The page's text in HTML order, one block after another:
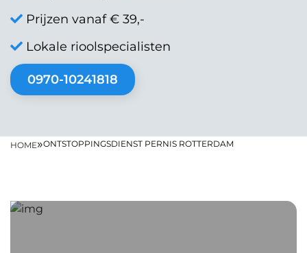
Prijzen vanaf € 39,-
Lokale rioolspecialisten
0970-10241818
HOME»ONTSTOPPINGSDIENST PERNIS ROTTERDAM